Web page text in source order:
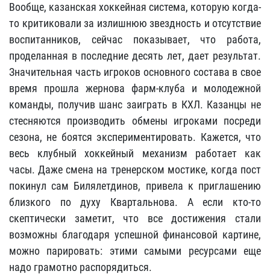
Вообще, казанская хоккейная система, которую когда-
то критиковали за излишнюю звездность и отсутствие
воспитанников, сейчас показывает, что работа,
проделанная в последние десять лет, дает результат.
Значительная часть игроков основного состава в свое
время прошла жернова фарм-клуба и молодежной
команды, получив шанс заиграть в КХЛ. Казанцы не
стесняются производить обмены игроками посреди
сезона, не боятся экспериментировать. Кажется, что
весь клубный хоккейный механизм работает как
часы. Даже смена на тренерском мостике, когда пост
покинул сам Билялетдинов, привела к приглашению
близкого по духу Квартальнова. А если кто-то
скептически заметит, что все достижения стали
возможны благодаря успешной финансовой картине,
можно парировать: этими самыми ресурсами еще
надо грамотно распорядиться.